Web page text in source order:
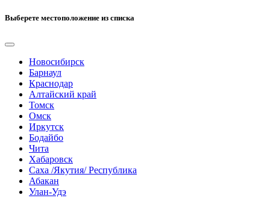
Выберете местоположение из списка
Новосибирск
Барнаул
Краснодар
Алтайский край
Томск
Омск
Иркутск
Бодайбо
Чита
Хабаровск
Саха /Якутия/ Республика
Абакан
Улан-Удэ